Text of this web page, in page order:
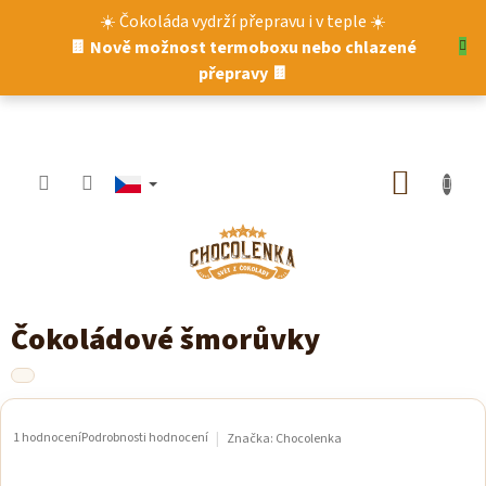
☀️ Čokoláda vydrží přepravu i v teple ☀️
🍫 Nově možnost termoboxu nebo chlazené
přepravy 🍫
Čokoládové šmorůvky
Průměrné
1 hodnoceníPodrobnosti hodnocení Značka: Chocolenka